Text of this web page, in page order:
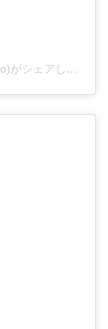
日本紐釦貿易株式会社(@chuko_chuko_chuko)がシェアした投稿